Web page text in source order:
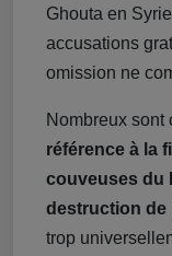
Ghouta en
accusations
omission ne
Nombreux sont
référence à la
couveuses du
destruction de
trop